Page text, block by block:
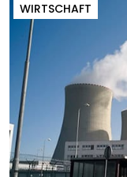
WIRTSCHAFT